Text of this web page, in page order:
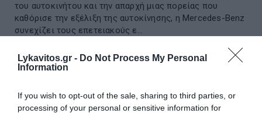
Lykavitos.gr - Do Not Process My Personal
Information
If you wish to opt-out of the sale, sharing to third parties, or
processing of your personal or sensitive information for
του αυτοκινήτου και την απαρχή μιας πορείας που
καθόρισε την εξέλιξη της αυτοκίνησης, η Mercedes-Benz
συνεχίζει τους επετειακούς ε...
διαβάστε επίσης
περισσότερες ειδήσεις από το lykavitos.gr